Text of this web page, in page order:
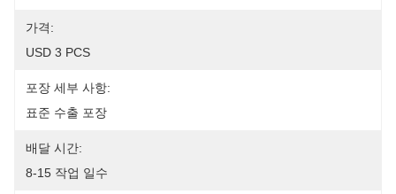
가격:
USD 3 PCS
포장 세부 사항:
표준 수출 포장
배달 시간:
8-15 작업 일수